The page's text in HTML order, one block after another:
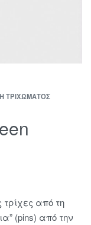
ΤΡΙΧΏΜΑΤΟΣ
τρίχες από τη
(pins) από την